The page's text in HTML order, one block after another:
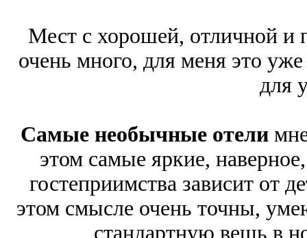
Мест с хорошей, отличной и
очень много, для меня это
для
Самые необычные отели
этом самые яркие,
гостеприимства зависит от
этом смысле очень точны,
стандартную вещь в